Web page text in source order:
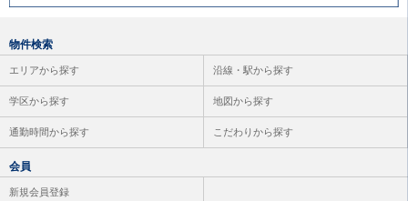
物件検索
エリアから探す 沿線・駅から探す
学区から探す 地図から探す
通勤時間から探す こだわりから探す
会員
新規会員登録